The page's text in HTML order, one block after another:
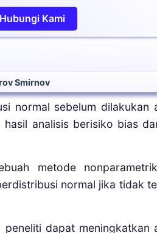
Hubungi Kami
Smirnov
normal sebelum dilakukan
analisis berisiko bias
metode
normal jika tidak
dapat meningkatkan